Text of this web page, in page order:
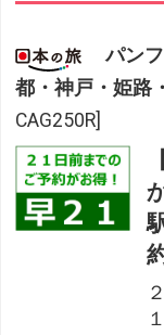
パン
都・神戸・姫路
CAG250R]